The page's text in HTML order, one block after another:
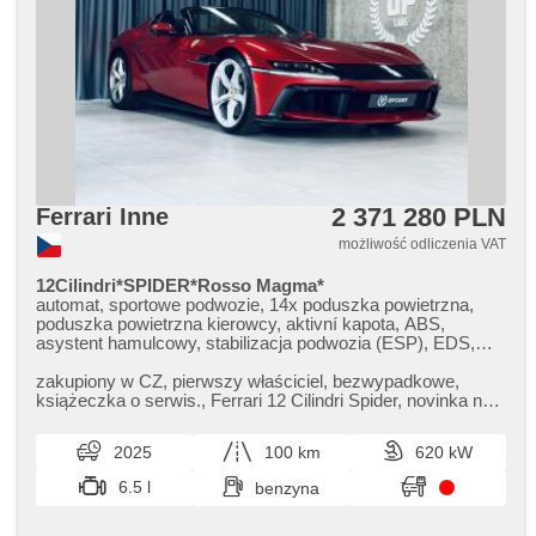
Ferrari Inne 2 371 280 PLN
możliwość odliczenia VAT
12Cilindri*SPIDER*Rosso Magma*
automat, sportowe podwozie, 14x poduszka powietrzna,
poduszka powietrzna kierowcy, aktivní kapota, ABS,
asystent hamulcowy, stabilizacja podwozia (ESP), EDS,
(PEBS), asistent rozjezdu do kopce (HSA), ukazatel
rychlostního limitu (SLIF), asystent pasa ruchu, asystent
jízdního pruhu, asistent jízdy v jízdním pruhu, sledování
únavy řidiče, automatyczny hamulec, regulacja wysokości
podwozia , regulacja natężenia podwozia, adaptivní regulace
podvozku, automat. blok. mech. różnicowego, 2 strefowa
zakupiony w CZ,​ pierwszy właściciel,​ bezwypadkowe,​
książeczka o serwis.,​ Ferrari 12 Cilindri Spider,​ novinka na
2025 100 km
620 kW
6.5 l
benzyna